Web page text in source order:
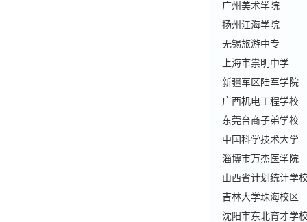
广州美术学院
扬州江海学院
无锡旅游中专
上海市祟明中学
新疆军区陆军学院
广西机电工程学校
东莞台商子弟学校
中国科学技术大学
淄博市万杰医学院
山西省计划统计学
吉林大学珠海校区
沈阳市东北育才学